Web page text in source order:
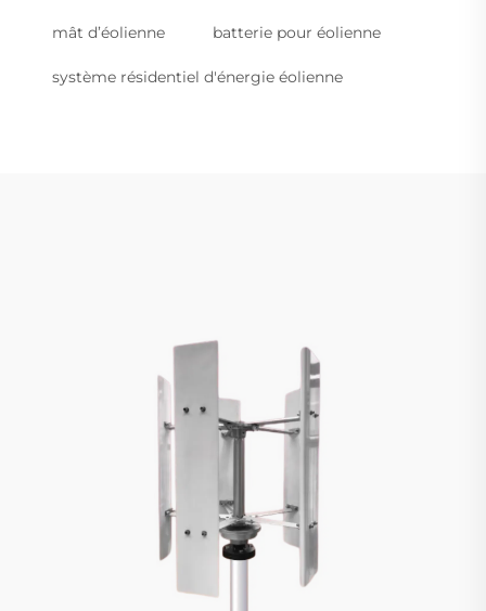
mât d’éolienne batterie pour éolienne
système résidentiel d'énergie éolienne